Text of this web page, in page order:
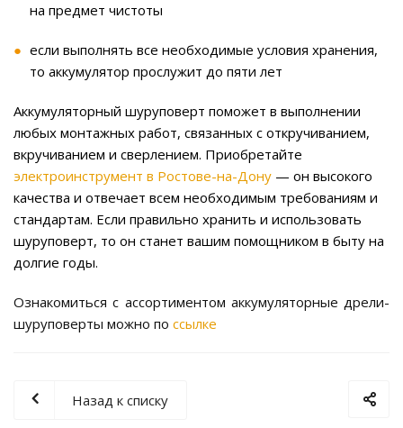
на предмет чистоты
если выполнять все необходимые условия хранения,
то аккумулятор прослужит до пяти лет
Аккумуляторный шуруповерт поможет в выполнении
любых монтажных работ, связанных с откручиванием,
вкручиванием и сверлением. Приобретайте
электроинструмент в Ростове-на-Дону — он высокого
качества и отвечает всем необходимым требованиям и
стандартам. Если правильно хранить и использовать
шуруповерт, то он станет вашим помощником в быту на
долгие годы.
Ознакомиться с ассортиментом аккумуляторные дрели-
шуруповерты можно по ссылке
Назад к списку